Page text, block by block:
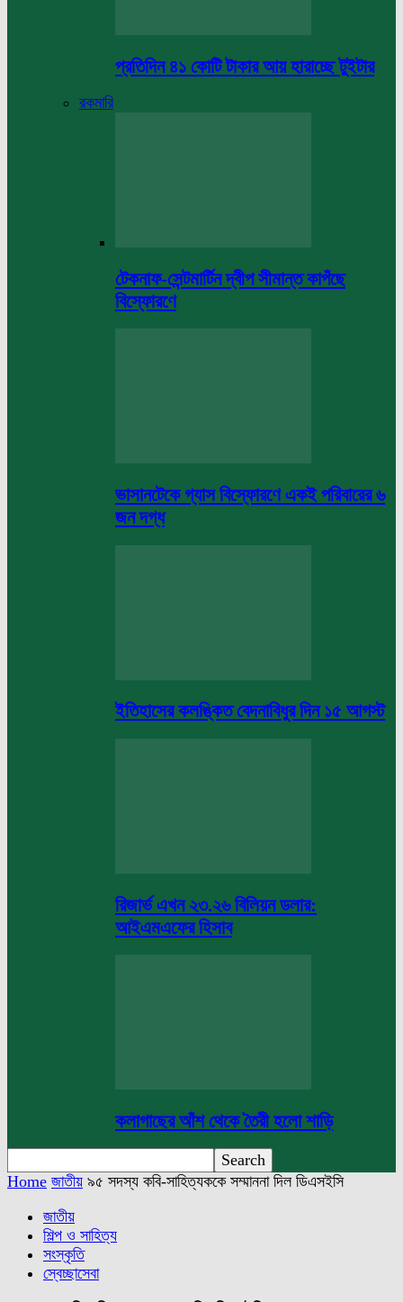
প্রতিদিন ৪১ কোটি টাকার আয় হারাচ্ছে টুইটার
রকমারি
টেকনাফ-সেন্টমার্টিন দ্বীপ সীমান্ত কাপঁছে
বিস্ফোরণে
ভাসানটেকে গ্যাস বিস্ফোরণে একই পরিবারের ৬
জন দগ্ধ
ইতিহাসের কলঙ্কিত বেদনাবিধুর দিন ১৫ আগস্ট
রিজার্ভ এখন ২৩.২৬ বিলিয়ন ডলার:
আইএমএফের হিসাব
কলাগাছের আঁশ থেকে তৈরী হলো শাড়ি
Home জাতীয় ৯৫ সদস্য কবি-সাহিত্যককে সম্মাননা দিল ডিএসইসি
জাতীয়
শিল্প ও সাহিত্য
সংস্কৃতি
স্বেচ্ছাসেবা